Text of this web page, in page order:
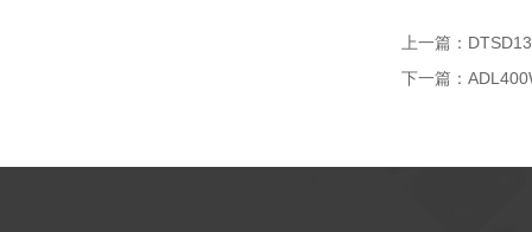
上一篇：
下一篇：